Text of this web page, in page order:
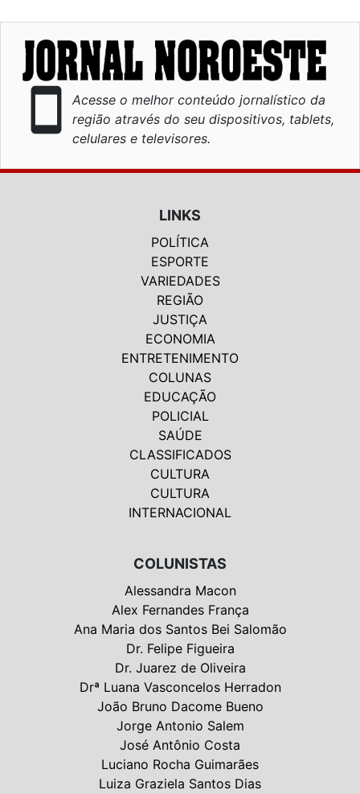
smartphone
Acesse o melhor conteúdo jornalístico da
região através do seu dispositivos, tablets,
celulares e televisores.
LINKS
POLÍTICA
ESPORTE
VARIEDADES
REGIÃO
JUSTIÇA
ECONOMIA
ENTRETENIMENTO
COLUNAS
EDUCAÇÃO
POLICIAL
SAÚDE
CLASSIFICADOS
CULTURA
CULTURA
INTERNACIONAL
COLUNISTAS
Alessandra Macon
Alex Fernandes França
Ana Maria dos Santos Bei Salomão
Dr. Felipe Figueira
Dr. Juarez de Oliveira
Drª Luana Vasconcelos Herradon
João Bruno Dacome Bueno
Jorge Antonio Salem
José Antônio Costa
Luciano Rocha Guimarães
Luiza Graziela Santos Dias